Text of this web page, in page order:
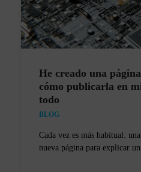
He creado una
cómo publicarla en
todo
BLOG
Cada vez es más habitual:
nueva página para explicar